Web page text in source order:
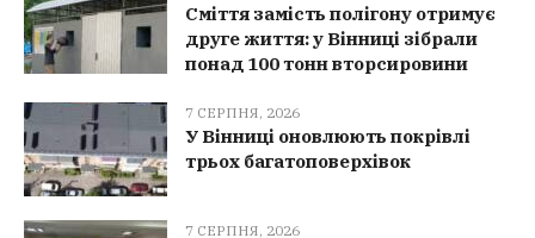
Сміття замість полігону отримує
друге життя: у Вінниці зібрали
понад 100 тонн вторсировини
7 СЕРПНЯ, 2026
У Вінниці оновлюють покрівлі
трьох багатоповерхівок
7 СЕРПНЯ, 2026